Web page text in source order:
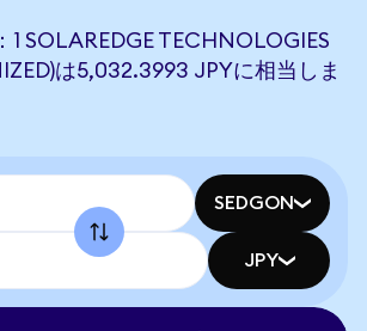
1 SOLAREDGE TECHNOLOGIES
は5,032.3993 JPYに相当しま
SEDGON
JPY